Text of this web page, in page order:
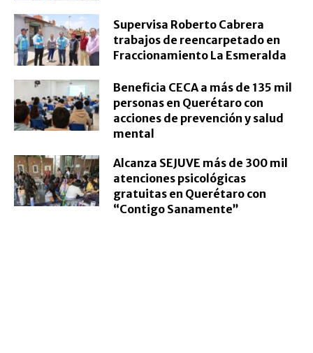
Supervisa Roberto Cabrera
trabajos de reencarpetado en
Fraccionamiento La Esmeralda
Beneficia CECA a más de 135 mil
personas en Querétaro con
acciones de prevención y salud
mental
Alcanza SEJUVE más de 300 mil
atenciones psicológicas
gratuitas en Querétaro con
“Contigo Sanamente”